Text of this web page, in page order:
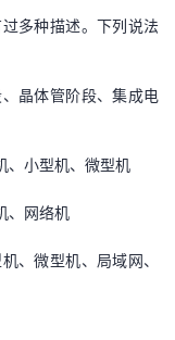
多种描述。下列说法
晶体管阶段、集成电
小型机、微型机
、网络机
微型机、局域网、